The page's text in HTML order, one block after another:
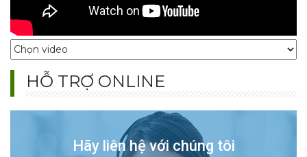
TOP mẫu tủ quần áo hiện đại hot trend 2025: thiết kế âm tường, cánh
trượt, thông minh. Đẹp – gọn – sang, giá tận xưởng cực ưu đãi, xem
ngay!
5 Phong Cách Nội Thất Hiện Đại 2025 Đẹp, Sang Trọng, Tối
Khám phá 5 phong cách nội thất hiện đại 2025: Scandinavian,
HỖ TRỢ ONLINE
Hãy liên hệ với chúng tôi